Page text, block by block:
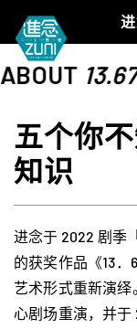
KJ
《诸神会艺术
《戏曲
13.67
五个你
知识
进念于 2022 剧季
的获奖作品《13
艺术形式重新演
心剧场重演，并于